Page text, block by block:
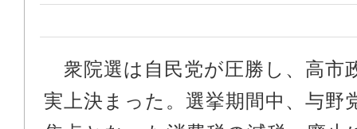
衆院選は自民党が圧勝し、高市
実上決まった。選挙期間中、与野